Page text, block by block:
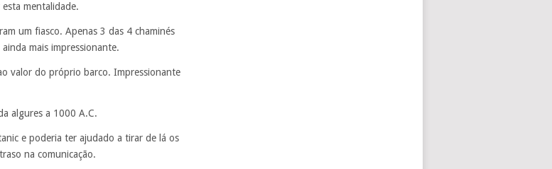
mentalidade.
um fiasco. Apenas 3 das 4 chaminés
mais impressionante.
valor do próprio barco. Impressionante
algures a 1000 A.C.
e poderia ter ajudado a tirar de lá os
na comunicação.